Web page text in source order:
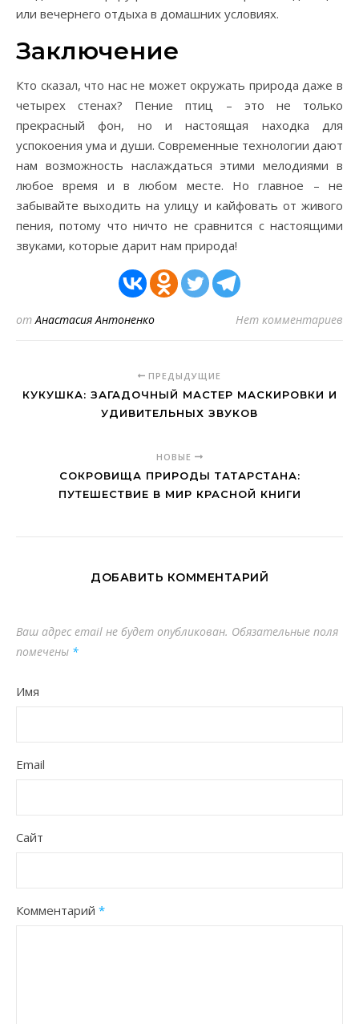
или вечернего отдыха в домашних условиях.
Заключение
Кто сказал, что нас не может окружать природа даже в
четырех стенах? Пение птиц – это не только
прекрасный фон, но и настоящая находка для
успокоения ума и души. Современные технологии дают
нам возможность наслаждаться этими мелодиями в
любое время и в любом месте. Но главное – не
забывайте выходить на улицу и кайфовать от живого
пения, потому что ничто не сравнится с настоящими
звуками, которые дарит нам природа!
отАнастасия Антоненко Нет комментариев
ПРЕДЫДУЩИЕ
КУКУШКА: ЗАГАДОЧНЫЙ МАСТЕР МАСКИРОВКИ И
УДИВИТЕЛЬНЫХ ЗВУКОВ
НОВЫЕ
СОКРОВИЩА ПРИРОДЫ ТАТАРСТАНА:
ПУТЕШЕСТВИЕ В МИР КРАСНОЙ КНИГИ
ДОБАВИТЬ КОММЕНТАРИЙ
Ваш адрес email не будет опубликован. Обязательные поля
помечены *
Имя
Email
Сайт
Комментарий *